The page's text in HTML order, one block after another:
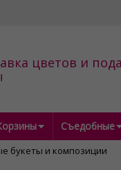
цветов и
Съедобные
букеты и композиции